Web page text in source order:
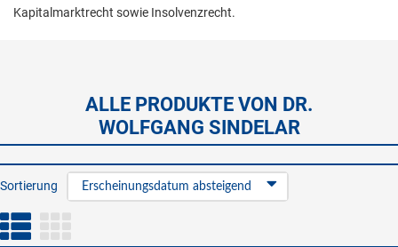
Kapitalmarktrecht sowie Insolvenzrecht.
ALLE PRODUKTE VON DR.
WOLFGANG SINDELAR
Sortierung Erscheinungsdatum absteigend